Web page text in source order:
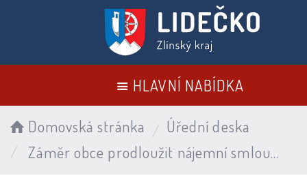
HLAVNÍ NABÍDKA
Domovská stránka
Úřední deska
Záměr obce prodloužit nájemní smlouvu na nebytové prostory v I. patře budovy OÚ